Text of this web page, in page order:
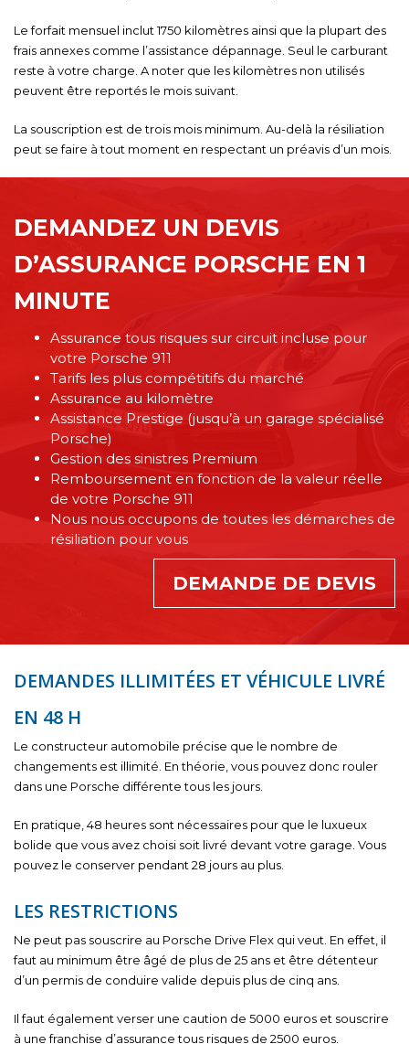
Le forfait mensuel inclut 1750 kilomètres ainsi que la plupart des
frais annexes comme l’assistance dépannage. Seul le carburant
reste à votre charge. A noter que les kilomètres non utilisés
peuvent être reportés le mois suivant.
La souscription est de trois mois minimum. Au-delà la résiliation
peut se faire à tout moment en respectant un préavis d’un mois.
DEMANDEZ UN DEVIS
D’ASSURANCE PORSCHE EN 1
MINUTE
Assurance tous risques sur circuit incluse pour
votre Porsche 911
Tarifs les plus compétitifs du marché
Assurance au kilomètre
Assistance Prestige (jusqu’à un garage spécialisé
Porsche)
Gestion des sinistres Premium
Remboursement en fonction de la valeur réelle
de votre Porsche 911
Nous nous occupons de toutes les démarches de
résiliation pour vous
DEMANDE DE DEVIS
DEMANDES ILLIMITÉES ET VÉHICULE LIVRÉ
EN 48 H
Le constructeur automobile précise que le nombre de
changements est illimité. En théorie, vous pouvez donc rouler
dans une Porsche différente tous les jours.
En pratique, 48 heures sont nécessaires pour que le luxueux
bolide que vous avez choisi soit livré devant votre garage. Vous
pouvez le conserver pendant 28 jours au plus.
LES RESTRICTIONS
Ne peut pas souscrire au Porsche Drive Flex qui veut. En effet, il
faut au minimum être âgé de plus de 25 ans et être détenteur
d’un permis de conduire valide depuis plus de cinq ans.
Il faut également verser une caution de 5000 euros et souscrire
à une franchise d’assurance tous risques de 2500 euros.